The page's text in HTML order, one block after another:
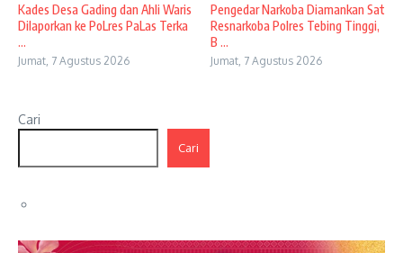
Kades Desa Gading dan Ahli Waris
Dilaporkan ke PoLres PaLas Terka
...
Jumat, 7 Agustus 2026
Pengedar Narkoba Diamankan Sat
Resnarkoba Polres Tebing Tinggi,
B ...
Jumat, 7 Agustus 2026
Cari
Cari